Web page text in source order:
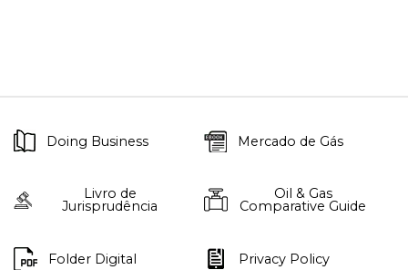
Doing Business Mercado de Gás
Livro de
Jurisprudência
Oil & Gas
Comparative Guide
Folder Digital Privacy Policy